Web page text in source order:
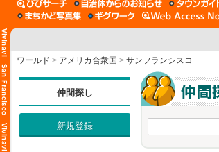
ワールド > アメリカ合衆国 > サンフランシスコ
仲間探し
新規登録